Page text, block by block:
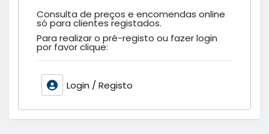
Consulta de preços e encomendas online
só para clientes registados.
Para realizar o pré-registo ou fazer login
por favor clique:
Login / Registo